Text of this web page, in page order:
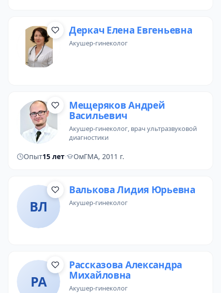
Деркач Елена Евгеньевна
акушер-гинеколог
Мещеряков Андрей
Васильевич
акушер-гинеколог, врач ультразвуковой
диагностики
Опыт15 лет· ОмГМА, 2011 г.
ВЛ
Валькова Лидия Юрьевна
акушер-гинеколог
РА
Рассказова Александра
Михайловна
акушер-гинеколог